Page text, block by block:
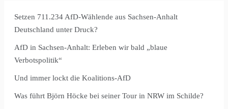
Setzen 711.234 AfD-Wählende aus Sachsen-Anhalt
Deutschland unter Druck?
AfD in Sachsen-Anhalt: Erleben wir bald „blaue
Verbotspolitik“
Und immer lockt die Koalitions-AfD
Was führt Björn Höcke bei seiner Tour in NRW im Schilde?